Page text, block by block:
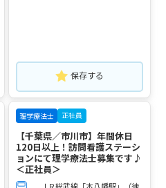
保存する
理学療法士 正社員
【千葉県／市川市】年間休日
120日以上！訪問看護ステーシ
ョンにて理学療法士募集です♪
＜正社員＞